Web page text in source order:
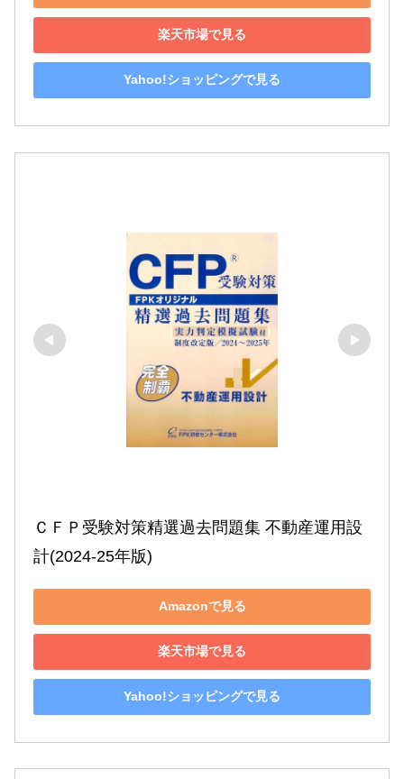
楽天市場で見る
Yahoo!ショッピングで見る
ＣＦＰ受験対策精選過去問題集 不動産運用設
計(2024-25年版)
Amazonで見る
楽天市場で見る
Yahoo!ショッピングで見る